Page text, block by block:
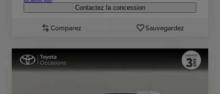
Contactez la concession
Comparez Sauvegardez